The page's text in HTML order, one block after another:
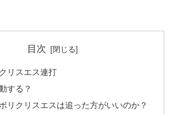
目次
リスエス連打
する？
リクリスエスは追った方がいいのか？